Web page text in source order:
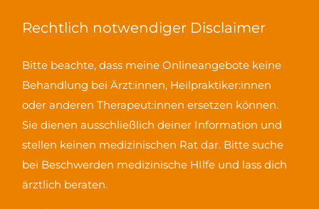
Rechtlich notwendiger Disclaimer
Bitte beachte, dass meine Onlineangebote keine
Behandlung bei Ärzt:innen, Heilpraktiker:innen
oder anderen Therapeut:innen ersetzen können.
Sie dienen ausschließlich deiner Information und
stellen keinen medizinischen Rat dar. Bitte suche
bei Beschwerden medizinische HIlfe und lass dich
ärztlich beraten.